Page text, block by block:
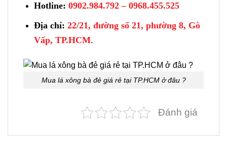
Hotline: 0902.984.792 – 0968.455.525
Địa chỉ: 22/21, đường số 21, phường 8, Gò
Vấp, TP.HCM.
Mua lá xông bà đẻ giá rẻ tại TP.HCM ở đâu ?
Đánh giá